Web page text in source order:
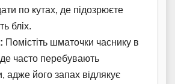
по кутах, де підозрюєте
бліх.
Помістіть шматочки часнику в
часто перебувають
адже його запах відлякує